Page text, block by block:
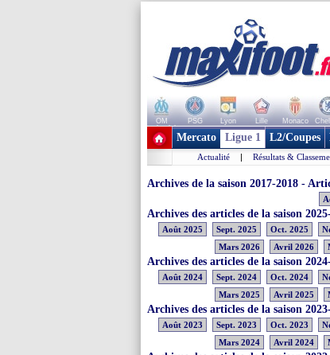
OM PSG Lyon Lille Monaco
+ de clubs
Mercato Ligue 1 L2/Coupes
Actualité | Résultats &
Archives de la saison 2017-2018 -
Archives des articles de la saison
Août 2025 Sept. 2025 Oct. 2025
Mars 2026
Avril 2026
Archives des articles de la saison
Août 2024 Sept. 2024 Oct. 2024
Mars 2025
Avril 2025
Archives des articles de la saison
Août 2023 Sept. 2023 Oct. 2023
Mars 2024
Avril 2024